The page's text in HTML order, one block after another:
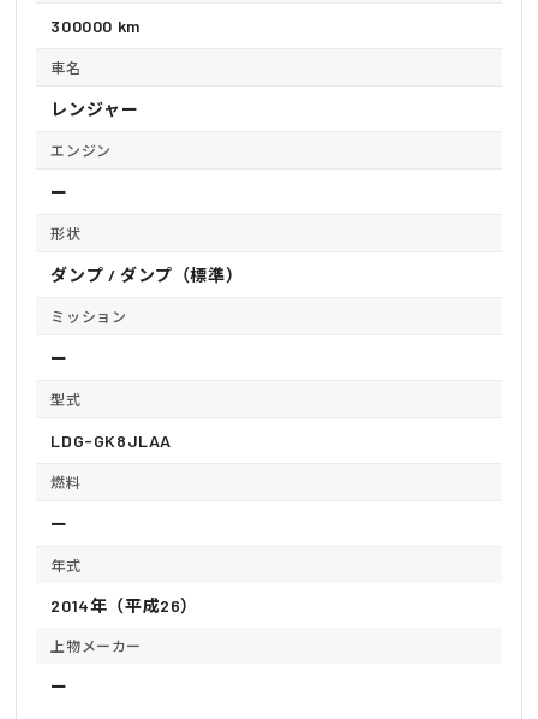
300000 km
車名
レンジャー
エンジン
ー
形状
ダンプ / ダンプ（標準）
ミッション
ー
型式
LDG-GK8JLAA
燃料
ー
年式
2014年（平成26）
上物メーカー
ー